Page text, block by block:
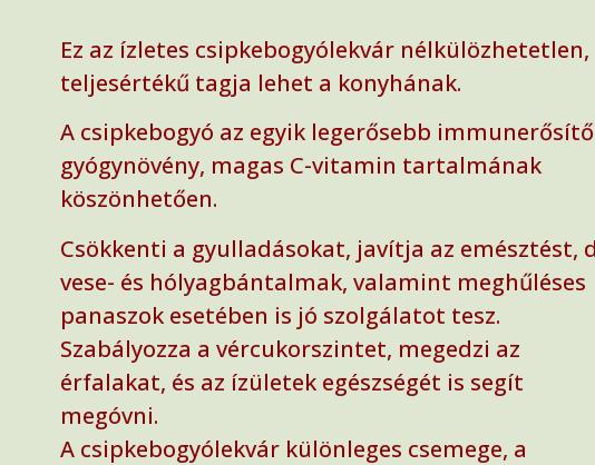
Ez az ízletes csipkebogyólekvár nélkülözhetetlen,
teljesértékű tagja lehet a konyhának.
A csipkebogyó az egyik legerősebb immunerősítő
gyógynövény, magas C-vitamin tartalmának
köszönhetően.
Csökkenti a gyulladásokat, javítja az emésztést,
vese- és hólyagbántalmak, valamint meghűléses
panaszok esetében is jó szolgálatot tesz.
Szabályozza a vércukorszintet, megedzi az
érfalakat, és az ízületek egészségét is segít
megóvni.
A csipkebogyólekvár különleges csemege, a